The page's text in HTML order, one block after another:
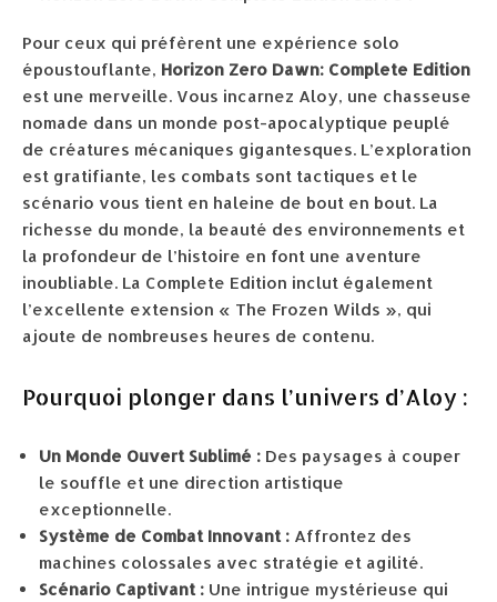
Pour ceux qui préfèrent une expérience solo
époustouflante, Horizon Zero Dawn: Complete Edition
est une merveille. Vous incarnez Aloy, une chasseuse
nomade dans un monde post-apocalyptique peuplé
de créatures mécaniques gigantesques. L’exploration
est gratifiante, les combats sont tactiques et le
scénario vous tient en haleine de bout en bout. La
richesse du monde, la beauté des environnements et
la profondeur de l’histoire en font une aventure
inoubliable. La Complete Edition inclut également
l’excellente extension « The Frozen Wilds », qui
ajoute de nombreuses heures de contenu.
Pourquoi plonger dans l’univers d’Aloy :
Un Monde Ouvert Sublimé : Des paysages à couper
le souffle et une direction artistique
exceptionnelle.
Système de Combat Innovant : Affrontez des
machines colossales avec stratégie et agilité.
Scénario Captivant : Une intrigue mystérieuse qui